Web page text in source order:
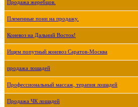
Продажа жеребцов.
Племенные пони на продажу.
Коневоз на Дальний Восток!
Ищем попутный коневоз Саратов-Москва
продажа лошадей
Профессиональный массаж, терапия лошадей
Продажа ЧК лошадей